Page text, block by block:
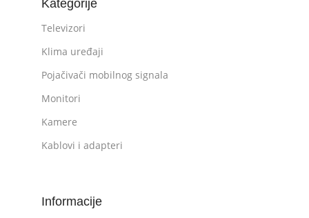
Kategorije
Televizori
Klima uređaji
Pojačivači mobilnog signala
Monitori
Kamere
Kablovi i adapteri
Informacije